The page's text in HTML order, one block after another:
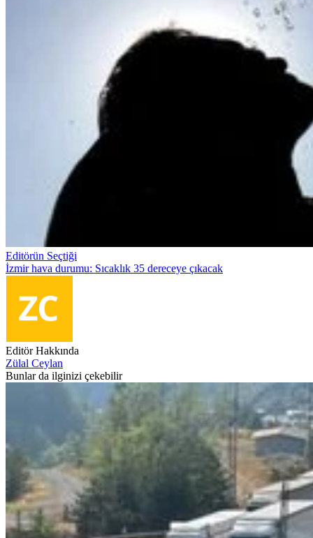
Editörün Seçtiği
İzmir hava durumu: Sıcaklık 35 dereceye çıkacak
Editör Hakkında
Zülal Ceylan
Bunlar da ilginizi çekebilir